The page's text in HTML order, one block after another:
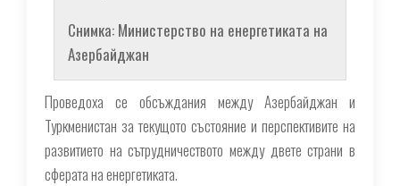
Снимка: Министерство на енергетиката на
Азербайджан
Проведоха се обсъждания между Азербайджан и
Туркменистан за текущото състояние и перспективите на
развитието на сътрудничеството между двете страни в
сферата на енергетиката.